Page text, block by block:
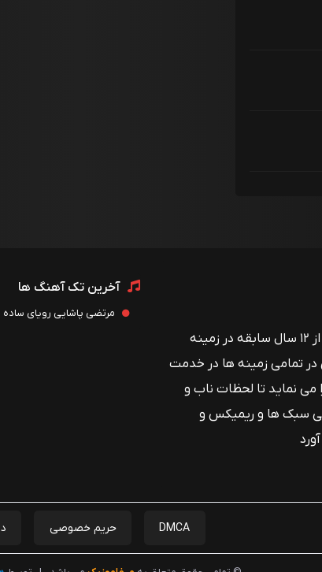
سایت و گروه میفا موزیک با بیش از ۱۲ سال سابقه در زمینه
تمامی زمینه ها در خدمت
نماید تا لحظات ناب و
سبک ها و ریمیکس و
آخرین تک آهنگ ها
مرتضی پاشایی رویای ساده
DMCA حریم خصوصی